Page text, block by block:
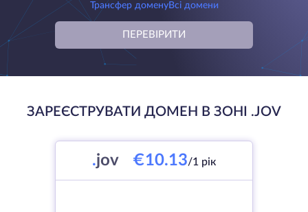
Трансфер доменуВсі домени
ПЕРЕВІРИТИ
ЗАРЕЄСТРУВАТИ ДОМЕН В ЗОНІ .JOV
.jov €10.13/1 рік